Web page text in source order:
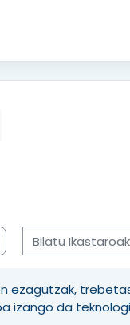
Bilatu Ikastaroak
ezagutzak,
da